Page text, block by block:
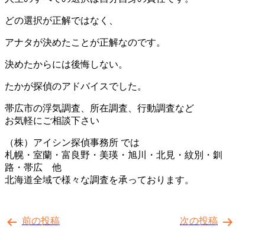
どの選択が正解ではなく、
アナタが決めたことが正解なのです。
決めたからには後悔しない。
たかが探偵のアドバイスでした。
帯広市の浮気調査、所在調査、行動調査など
お気軽にご相談下さい
（株）アイシン探偵事務所 では
札幌・室蘭・富良野・美瑛・旭川・北見・紋別・釧
路・帯広 他
北海道全域で様々な調査を承っております。
稿 前の投稿 次の投稿